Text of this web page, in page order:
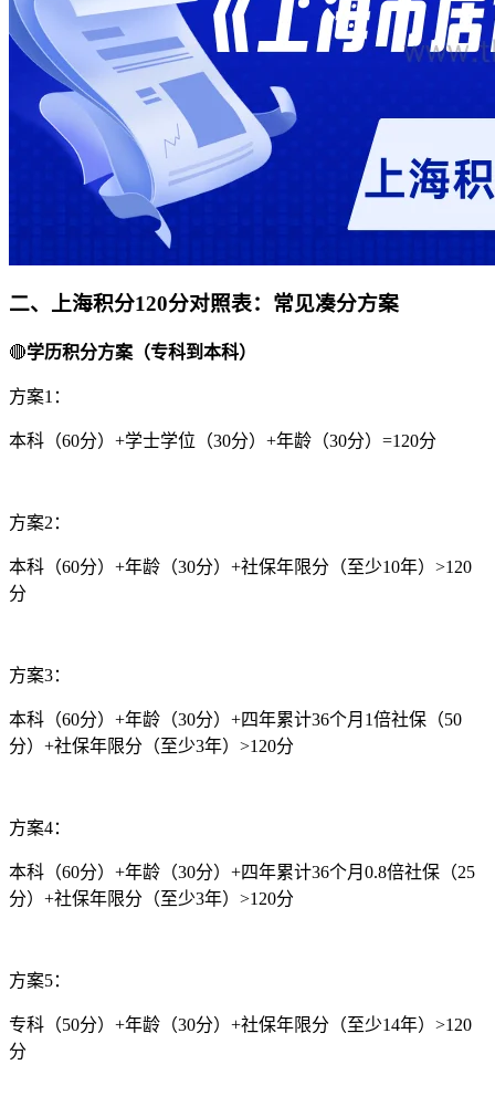
二、上海积分120分对照表：常见凑分方案
🔴学历积分方案（专科到本科）
方案1：
本科（60分）+学士学位（30分）+年龄（30分）=120分
方案2：
本科（60分）+年龄（30分）+社保年限分（至少10年）>120
分
方案3：
本科（60分）+年龄（30分）+四年累计36个月1倍社保（50
分）+社保年限分（至少3年）>120分
方案4：
本科（60分）+年龄（30分）+四年累计36个月0.8倍社保（25
分）+社保年限分（至少3年）>120分
方案5：
专科（50分）+年龄（30分）+社保年限分（至少14年）>120
分